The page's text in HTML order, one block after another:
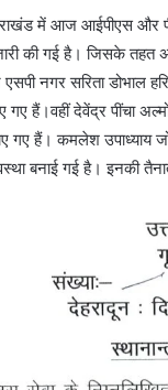
में आज आईपीएस और
की गई है। जिसके तहत
नगर सरिता डोभाल
गए हैं।वहीं देवेंद्र पींचा
गए हैं। कमलेश उपाध्याय
बनाई गई है। इनकी